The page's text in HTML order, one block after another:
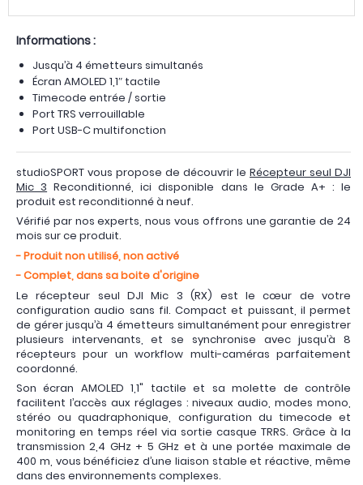
Informations :
Jusqu’à 4 émetteurs simultanés
Écran AMOLED 1,1″ tactile
Timecode entrée / sortie
Port TRS verrouillable
Port USB-C multifonction
studioSPORT vous propose de découvrir le Récepteur seul DJI
Mic 3 Reconditionné, ici disponible dans le Grade A+ : le
produit est reconditionné à neuf.
Vérifié par nos experts, nous vous offrons une garantie de 24
mois sur ce produit.
- Produit non utilisé, non activé
- Complet, dans sa boite d'origine
Le récepteur seul DJI Mic 3 (RX) est le cœur de votre
configuration audio sans fil. Compact et puissant, il permet
de gérer jusqu’à 4 émetteurs simultanément pour enregistrer
plusieurs intervenants, et se synchronise avec jusqu’à 8
récepteurs pour un workflow multi-caméras parfaitement
coordonné.
Son écran AMOLED 1,1" tactile et sa molette de contrôle
facilitent l’accès aux réglages : niveaux audio, modes mono,
stéréo ou quadraphonique, configuration du timecode et
monitoring en temps réel via sortie casque TRRS. Grâce à la
transmission 2,4 GHz + 5 GHz et à une portée maximale de
400 m, vous bénéficiez d’une liaison stable et réactive, même
dans des environnements complexes.